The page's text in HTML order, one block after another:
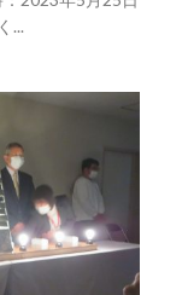
...